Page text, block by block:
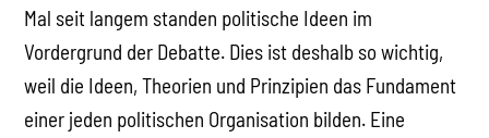
Mal seit langem standen politische Ideen im
Vordergrund der Debatte. Dies ist deshalb so wichtig,
weil die Ideen, Theorien und Prinzipien das Fundament
einer jeden politischen Organisation bilden. Eine